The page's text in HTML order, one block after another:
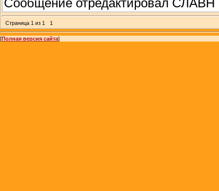
Сообщение отредактировал СЛАВН
Страница 1 из 1 1
[Полная версия сайта]